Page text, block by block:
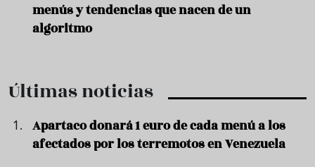
menús y tendencias que nacen de un
algoritmo
Últimas noticias
Apartaco donará 1 euro de cada menú a los
afectados por los terremotos en Venezuela